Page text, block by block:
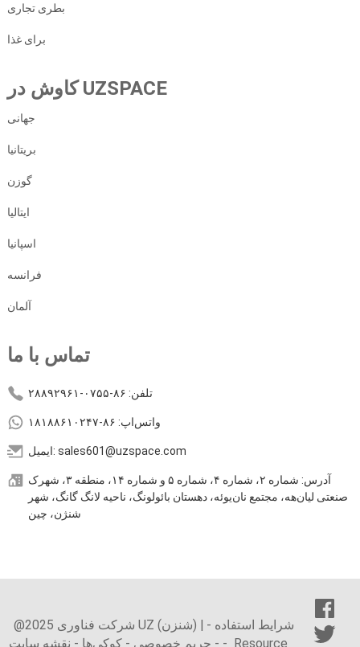
بطری تجاری
برای غذا
کاوش در UZSPACE
جهانی
بریتانیا
گوزن
ایتالیا
اسپانیا
فرانسه
آلمان
تماس با ما
تلفن: ۸۶-۰۷۵۵-۲۸۸۹۲۹۶۱
واتس‌اپ: ۸۶-۱۸۱۸۸۶۱۰۲۴۷
ایمیل: sales601@uzspace.com
آدرس: شماره ۲، شماره ۴، شماره ۵ و شماره ۱۴، منطقه ۳، شهرک
صنعتی لیان‌هه، مجتمع نان‌یوئه، دهستان بائولونگ، ناحیه لانگ گانگ، شهر
شنژن، چین
@2025 شرکت فناوری UZ (شنزن) | شرایط استفاده -
حریم خصوصی -کوکی‌ها - نقشه سایت - - Resource